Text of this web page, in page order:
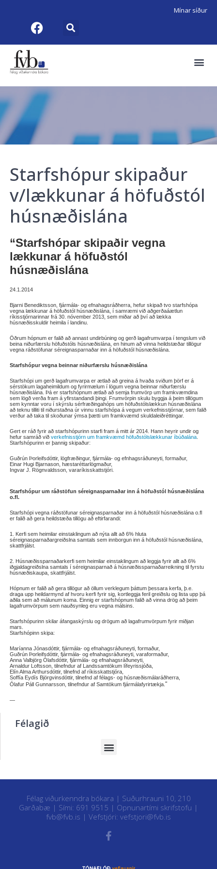
Mínar síður
Starfshópur skipaður
v/lækkunar á höfuðstól
húsnæðislána
“Starfshópar skipaðir vegna
lækkunar á höfuðstól
húsnæðislána
24.1.2014
Bjarni Benediktsson, fjármála- og efnahagsráðherra, hefur skipað tvo starfshópa
vegna lækkunar á höfuðstól húsnæðislána, í samræmi við aðgerðaáætlun
ríkisstjórnarinnar frá 30. nóvember 2013, sem miðar að því að lækka
húsnæðisskuldir heimila í landinu.
Öðrum hópnum er falið að annast undirbúning og gerð lagafrumvarpa í tengslum við
beina niðurfærslu höfuðstóls húsnæðislána, en hinum að vinna heildstæðar tillögur
vegna ráðstöfunar séreignasparnaðar inn á höfuðstól húsnæðislána.
Starfshópur vegna beinnar niðurfærslu húsnæðislána
Starfshópi um gerð lagafrumvarpa er ætlað að greina á hvaða sviðum þörf er á
sérstökum lagaheimildum og fyrirmælum í lögum vegna beinnar niðurfærslu
húsnæðislána. Þá er starfshópnum ætlað að semja frumvörp um framkvæmdina
sem lögð verða fram á yfirstandandi þingi. Frumvörpin skulu byggja á þeim tillögum
sem kynntar voru í skýrslu sérfræðingahóps um höfuðstólslækkun húsnæðislána
að teknu tilliti til niðurstaðna úr vinnu starfshópa á vegum verkefnisstjórnar, sem falið
verður að taka til skoðunar ýmsa þætti um framkvæmd skuldaleiðréttingar.
Gert er ráð fyrir að starfshópurinn starfi fram á mitt ár 2014. Hann heyrir undir og
hefur samráð við verkefnisstjórn um framkvæmd höfuðstólslækkunar íbúðalána
Starfshópurinn er þannig skipaður:
Guðrún Þorleifsdóttir, lögfræðingur, fjármála- og efnhagsráðuneyti, formaður,
Einar Hugi Bjarnason, hæstaréttarlögmaður,
Ingvar J. Rögnvaldsson, vararíkisskattstjóri.
Starfshópur um ráðstöfun séreignasparnaðar inn á höfuðstól húsnæðislána
o.fl.
Starfshópi vegna ráðstöfunar séreignasparnaðar inn á höfuðstól húsnæðislána o.fl
er falið að gera heildstæða tillögu að eftirfarandi:
1. Kerfi sem heimilar einstaklingum að nýta allt að 6% hluta
séreignasparnaðargreiðslna samtals sem innborgun inn á höfuðstól húsnæðislána,
skattfrjálst.
2. Húsnæðissparnaðarkerfi sem heimilar einstaklingum að leggja fyrir allt að 6%
iðgjaldagreiðslna samtals í séreignasparnað á húsnæðissparnaðarreikning til fyrstu
húsnæðiskaupa, skattfrjálst.
Hópnum er falið að gera tillögur að öllum verklegum þáttum þessara kerfa, þ.e.
draga upp heildarmynd af hvoru kerfi fyrir sig, kortleggja feril greiðslu og lista upp þá
aðila sem að málunum koma. Einnig er starfshópnum falið að vinna drög að þeim
lagafrumvörpum sem nauðsynleg eru vegna málsins.
Starfshópurinn skilar áfangaskýrslu og drögum að lagafrumvörpum fyrir miðjan
mars.
Starfshópinn skipa:
Maríanna Jónasdóttir, fjármála- og efnahagsráðuneyti, formaður,
Guðrún Þorleifsdóttir, fjármála- og efnahagsráðuneyti, varaformaður,
Anna Valbjörg Ólafsdóttir, fjármála- og efnahagsráðuneyti,
Arnaldur Loftsson, tilnefndur af Landssamtökum lífeyrissjóða,
Elín Alma Arthursdóttir, tilnefnd af ríkisskattstjóra,
Soffía Eydís Björgvinsdóttir, tilnefnd af félags- og húsnæðismálaráðherra,
Ólafur Páll Gunnarsson, tilnefndur af Samtökum fjármálafyrirtækja. “
—
Félagið
Félag viðurkenndra bókara | Suðurhrauni 10, 210
Garðabæ | Sími: 691 9515 | Opnunartími skrifstofu |
fvb@fvb.is | Vefstjóri: vefstjori@fvb.is